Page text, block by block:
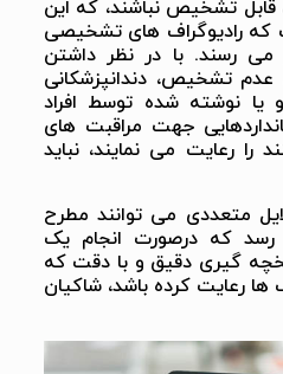
قابل تشخیص نباشند، که این
که رادیوگراف های تشخیصی
می رسند. با در نظر داشتن
عدم تشخیص، دندانپزشکانی
نوشته شده توسط افراد
جهت مراقبت های
رعایت می نمایند، نباید
متعددی می توانند مطرح
که درصورت انجام یک
گیری دقیق و با دقت که
ها رعایت کرده باشد، شاکیان